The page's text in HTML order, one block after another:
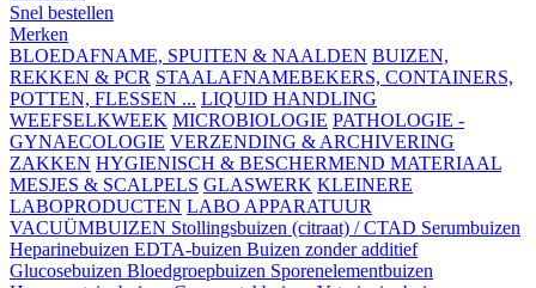
Snel bestellen
Merken
BLOEDAFNAME, SPUITEN & NAALDEN BUIZEN,
REKKEN & PCR STAALAFNAMEBEKERS, CONTAINERS,
POTTEN, FLESSEN ... LIQUID HANDLING
WEEFSELKWEEK MICROBIOLOGIE PATHOLOGIE -
GYNAECOLOGIE VERZENDING & ARCHIVERING
ZAKKEN HYGIENISCH & BESCHERMEND MATERIAAL
MESJES & SCALPELS GLASWERK KLEINERE
LABOPRODUCTEN LABO APPARATUUR
VACUÜMBUIZEN Stollingsbuizen (citraat) / CTAD Serumbuizen
Heparinebuizen EDTA-buizen Buizen zonder additief
Glucosebuizen Bloedgroepbuizen Sporenelementbuizen